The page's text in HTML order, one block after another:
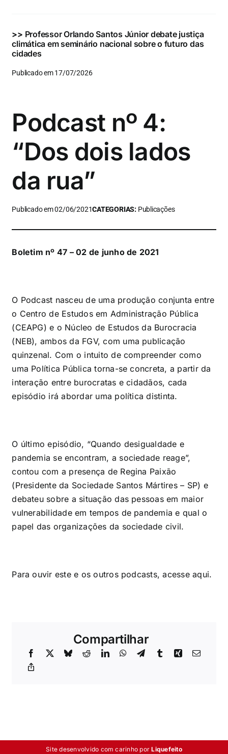
>> Professor Orlando Santos Júnior debate justiça
climática em seminário nacional sobre o futuro das
cidades
Publicado em 17/07/2026
Podcast nº 4:
“Dos dois lados
da rua”
Publicado em 02/06/2021CATEGORIAS: Publicações
Boletim nº 47 – 02 de junho de 2021
O Podcast nasceu de uma produção conjunta entre
o Centro de Estudos em Administração Pública
(CEAPG) e o Núcleo de Estudos da Burocracia
(NEB), ambos da FGV, com uma publicação
quinzenal. Com o intuito de compreender como
uma Política Pública torna-se concreta, a partir da
interação entre burocratas e cidadãos, cada
episódio irá abordar uma política distinta.
O último episódio, “Quando desigualdade e
pandemia se encontram, a sociedade reage”,
contou com a presença de Regina Paixão
(Presidente da Sociedade Santos Mártires – SP) e
debateu sobre a situação das pessoas em maior
vulnerabilidade em tempos de pandemia e qual o
papel das organizações da sociedade civil.
Para ouvir este e os outros podcasts, acesseaqui.
Compartilhar
Site desenvolvido com carinho porLiquefeito